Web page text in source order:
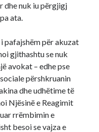
dhe nuk iu përgjigj
ata.
pafajshëm për akuzat
gjithashtu se nuk
avokat – edhe pse
përshkruanin
dhe udhëtime të
Njësinë e Reagimit
rrëmbimin e
besoi se vajza e